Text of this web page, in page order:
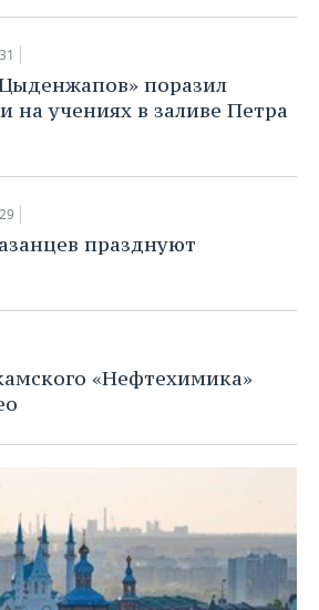
поразил
на учениях в заливе Петра
празднуют
«Нефтехимика»